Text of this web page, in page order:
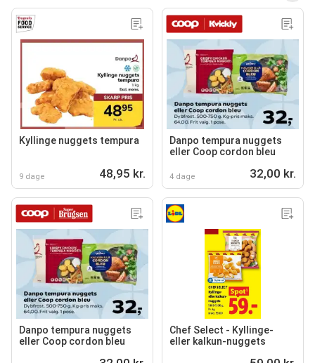
Kyllinge nuggets tempura
9 dage 48,95 kr.
Danpo tempura nuggets
eller Coop cordon bleu
4 dage 32,00 kr.
Danpo tempura nuggets
eller Coop cordon bleu
Chef Select - Kyllinge-
eller kalkun-nuggets